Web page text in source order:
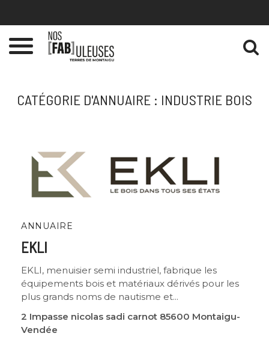
Toggle
CATÉGORIE D'ANNUAIRE : INDUSTRIE BOIS
ANNUAIRE
EKLI
EKLI, menuisier semi industriel, fabrique les
équipements bois et matériaux dérivés pour les
plus grands noms de nautisme et...
2 Impasse nicolas sadi carnot 85600 Montaigu-
Vendée